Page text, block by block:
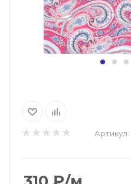
Артикул: